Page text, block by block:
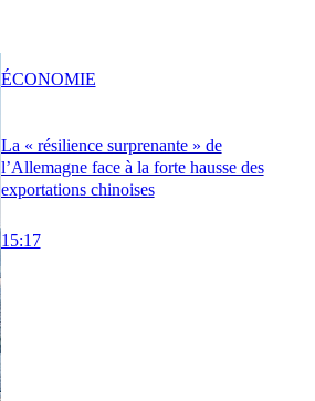
La « résilience surprenante » de
l’Allemagne face à la forte hausse des
exportations chinoises
15:17
ÉCONOMIE